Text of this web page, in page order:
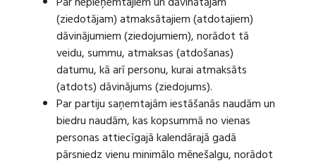
(ziedotājam) atmaksātajiem (atdotajiem)
dāvinājumiem (ziedojumiem), norādot tā
veidu, summu, atmaksas (atdošanas)
datumu, kā arī personu, kurai atmaksāts
(atdots) dāvinājums (ziedojums).
Par partiju saņemtajām iestāšanās naudām un
biedru naudām, kas kopsummā no vienas
personas attiecīgajā kalendārajā gadā
pārsniedz vienu minimālo mēnešalgu, norādot